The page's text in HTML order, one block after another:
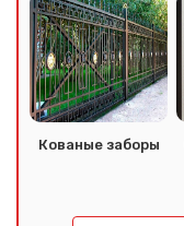
Кованые заборы